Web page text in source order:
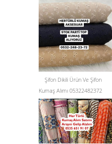
Şifon Dikili Ürün Ve Şifon
Kumaş Alımı 05322482372